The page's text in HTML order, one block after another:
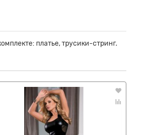
платье, трусики-стринг.